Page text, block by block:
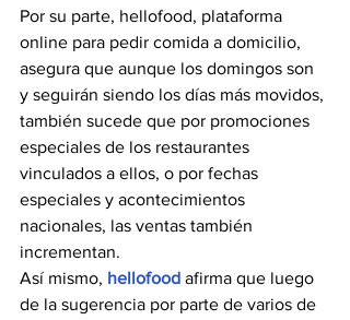
Por su parte, hellofood, plataforma
online para pedir comida a domicilio,
asegura que aunque los domingos son
y seguirán siendo los días más movidos,
también sucede que por promociones
especiales de los restaurantes
vinculados a ellos, o por fechas
especiales y acontecimientos
nacionales, las ventas también
incrementan.
Así mismo, hellofood afirma que luego
de la sugerencia por parte de varios de